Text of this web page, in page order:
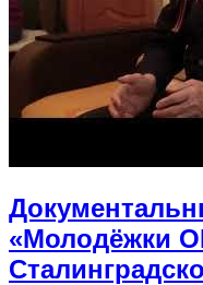
«Молодёжки